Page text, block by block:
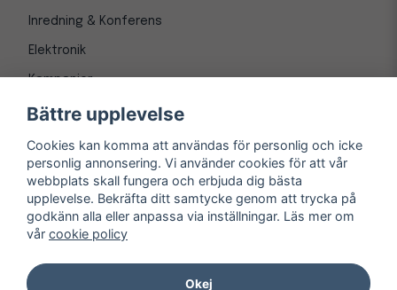
Inredning & Konferens
Elektronik
Kampanjer
© Copyright 1997-2026
Bättre upplevelse
Cookies kan komma att användas för personlig och icke
personlig annonsering. Vi använder cookies för att vår
webbplats skall fungera och erbjuda dig bästa
upplevelse. Bekräfta ditt samtycke genom att trycka på
godkänn alla eller anpassa via inställningar. Läs mer om
vår cookie policy
Okej